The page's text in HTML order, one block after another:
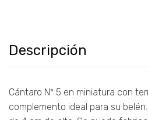
Descripción
Cántaro Nº 5 en miniatura con
complemento ideal para su